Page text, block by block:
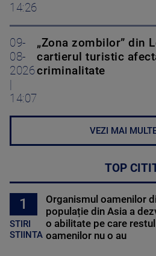
14:26
09-
08-
2026
14:07
„Zona zombilor” din
cartierul turistic
criminalitate
VEZI MAI
TOP
1
STIRI
STIINTA
Organismul oamenilor
populație din Asia a
o abilitate pe care restul
oamenilor nu o au